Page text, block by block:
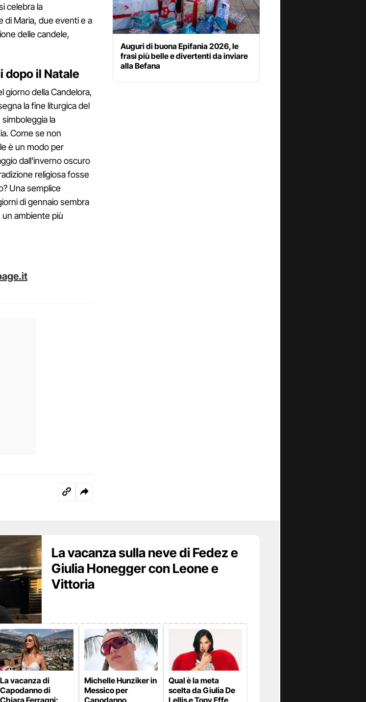
celebra la
di Maria, due eventi e a
delle candele,
dopo il Natale
giorno della Candelora,
la fine liturgica del
la
Come se non
è un modo per
dall'inverno oscuro
religiosa fosse
Una semplice
di gennaio sembra
ambiente più
Auguri di buona Epifania 2026, le
frasi più belle e divertenti da inviare
alla Befana
La vacanza sulla neve di Fedez e
Giulia Honegger con Leone e
Vittoria
La vacanza di
Capodanno di
Chiara Ferragni:
Michelle Hunziker in
Messico per
Capodanno
Qual è la meta
scelta da Giulia De
Lellis e Tony Effe